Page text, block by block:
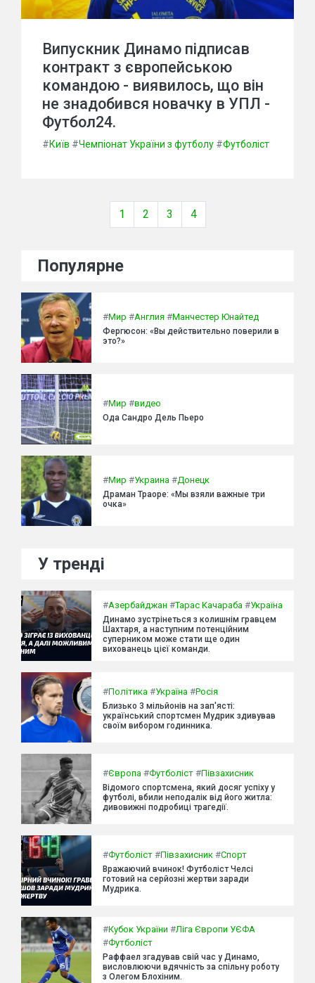
Випускник Динамо підписав
контракт з європейською
командою - виявилось, що він
не знадобився новачку в УПЛ -
Футбол24.
#Київ #Чемпіонат України з футболу #Футболіст
1 2 3 4
Популярне
#Мир #Англия #Манчестер Юнайтед
Фергюсон: «Вы действительно поверили в
это?»
#Мир #видео
Ода Сандро Дель Пьеро
#Мир #Украина #Донецк
Драман Траоре: «Мы взяли важные три
очка»
У тренді
#Азербайджан #Тарас Качараба #Україна
Динамо зустрінеться з колишнім гравцем
Шахтаря, а наступним потенційним
суперником може стати ще один
вихованець цієї команди.
#Політика #Україна #Росія
Близько 3 мільйонів на зап'ясті:
український спортсмен Мудрик здивував
своїм вибором годинника.
#Європа #Футболіст #Півзахисник
Відомого спортсмена, який досяг успіху у
футболі, вбили неподалік від його житла:
дивовижні подробиці трагедії.
#Футболіст #Півзахисник #Спорт
Вражаючий вчинок! Футболіст Челсі
готовий на серйозні жертви заради
Мудрика.
#Кубок України #Ліга Європи УЄФА
#Футболіст
Раффаел згадував свій час у Динамо,
висловлюючи вдячність за спільну роботу
з Олегом Блохіним.